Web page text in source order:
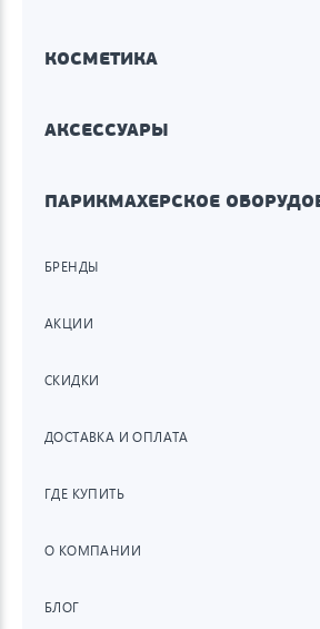
КОСМЕТИКА
АКСЕССУАРЫ
ПАРИКМАХЕРСКОЕ
БРЕНДЫ
АКЦИИ
СКИДКИ
ДОСТАВКА И ОПЛАТА
ГДЕ КУПИТЬ
О КОМПАНИИ
БЛОГ